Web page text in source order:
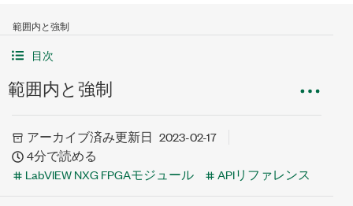
範囲内と強制
目次
範囲内と強制
アーカイブ済み更新日 2023-02-17
4分で読める
LabVIEW NXG FPGAモジュール
APIリファレンス